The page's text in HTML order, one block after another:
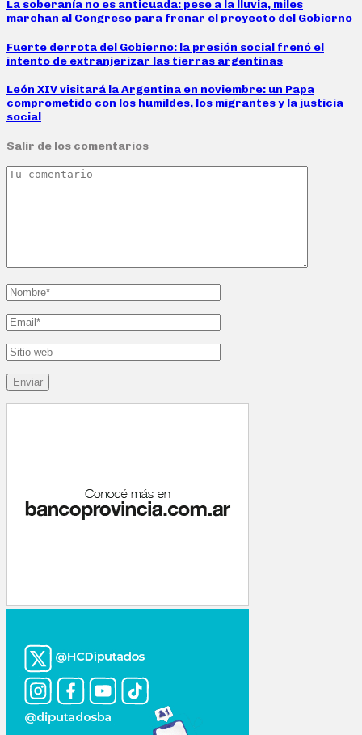
La soberanía no es anticuada: pese a la lluvia, miles
marchan al Congreso para frenar el proyecto del Gobierno
Fuerte derrota del Gobierno: la presión social frenó el
intento de extranjerizar las tierras argentinas
León XIV visitará la Argentina en noviembre: un Papa
comprometido con los humildes, los migrantes y la justicia
social
Salir de los comentarios